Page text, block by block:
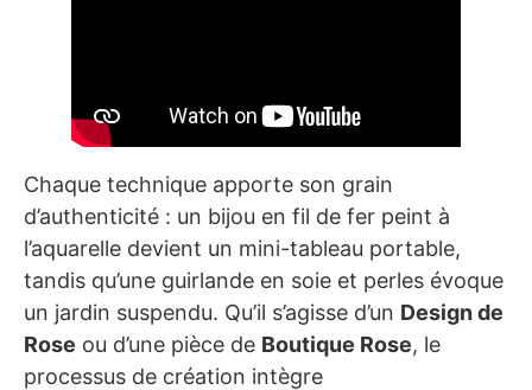
Chaque technique apporte son grain
d’authenticité : un bijou en fil de fer peint à
l’aquarelle devient un mini-tableau portable,
tandis qu’une guirlande en soie et perles évoque
un jardin suspendu. Qu’il s’agisse d’un Design de
Rose ou d’une pièce de Boutique Rose, le
processus de création intègre